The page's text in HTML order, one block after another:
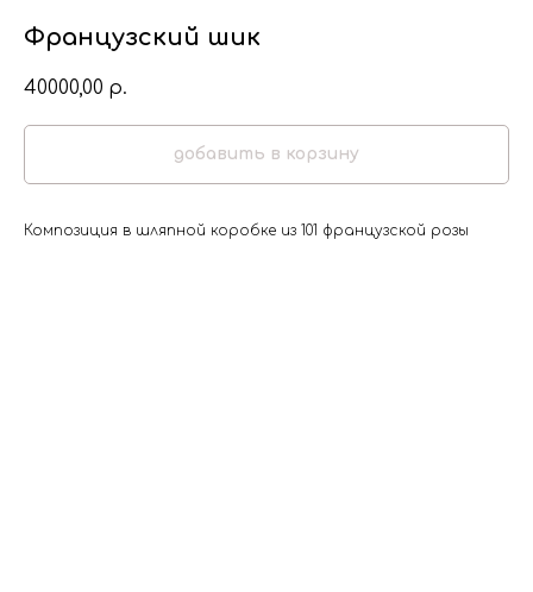
Французский шик
40000,00 р.
добавить в корзину
Композиция в шляпной коробке из 101 французской розы